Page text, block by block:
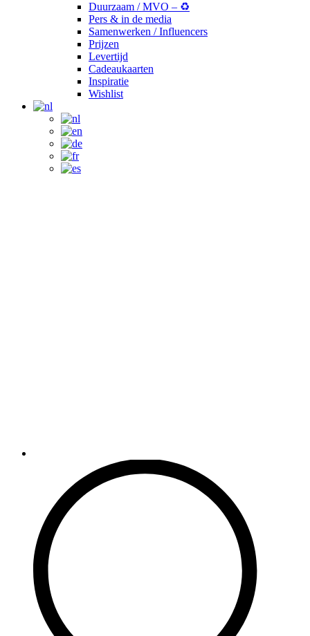
Duurzaam / MVO – ♻️
Pers & in de media
Samenwerken / Influencers
Prijzen
Levertijd
Cadeaukaarten
Inspiratie
Wishlist